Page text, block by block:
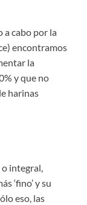
a cabo por la
encontramos
la
y que no
harinas
o integral,
‘fino’ y su
eso, las